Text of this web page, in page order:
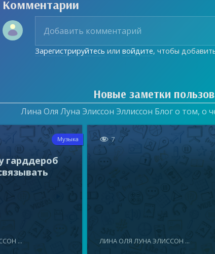
Комментарии
Зарегистрируйтесь иливойдите, чтобы
Новые заметки
Лина Оля Луна Элиссон Эллиссон Блог о том, о
Музыка
гарддероб
...
 7
ЛИНА ОЛЯ ЛУНА ЭЛИССОН ...